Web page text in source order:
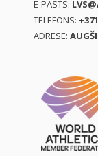
E-PASTS:
TELEFONS:
ADRESE: